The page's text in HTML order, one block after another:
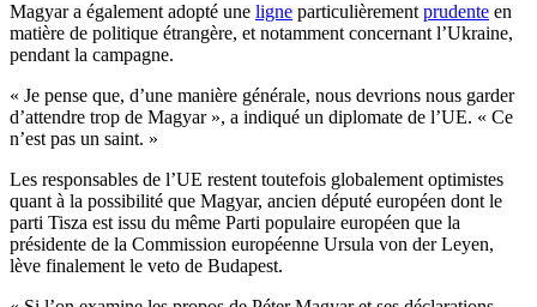
Magyar a également adopté une ligne particulièrement prudente en
matière de politique étrangère, et notamment concernant l’Ukraine,
pendant la campagne.
« Je pense que, d’une manière générale, nous devrions nous garder
d’attendre trop de Magyar », a indiqué un diplomate de l’UE. « Ce
n’est pas un saint. »
Les responsables de l’UE restent toutefois globalement optimistes
quant à la possibilité que Magyar, ancien député européen dont le
parti Tisza est issu du même Parti populaire européen que la
présidente de la Commission européenne Ursula von der Leyen,
lève finalement le veto de Budapest.